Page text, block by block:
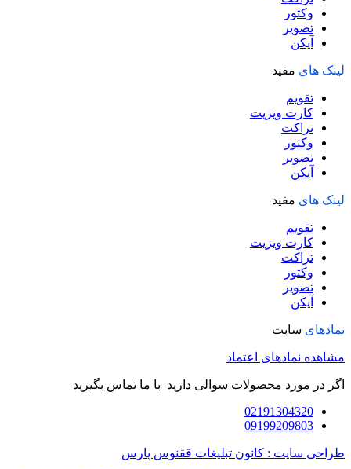
وکتور
تصویر
آیکن
لینک های مفید
تقویم
کارت ویزیت
تراکت
وکتور
تصویر
آیکن
لینک های مفید
تقویم
کارت ویزیت
تراکت
وکتور
تصویر
آیکن
نمادهای سایت
مشاهده نمادهای اعتماد
اگر در مورد محصولات سوالی دارید با ما تماس بگیرید
02191304320
09199209803
طراحی سایت : کانون تبلیغات ققنوس پارس